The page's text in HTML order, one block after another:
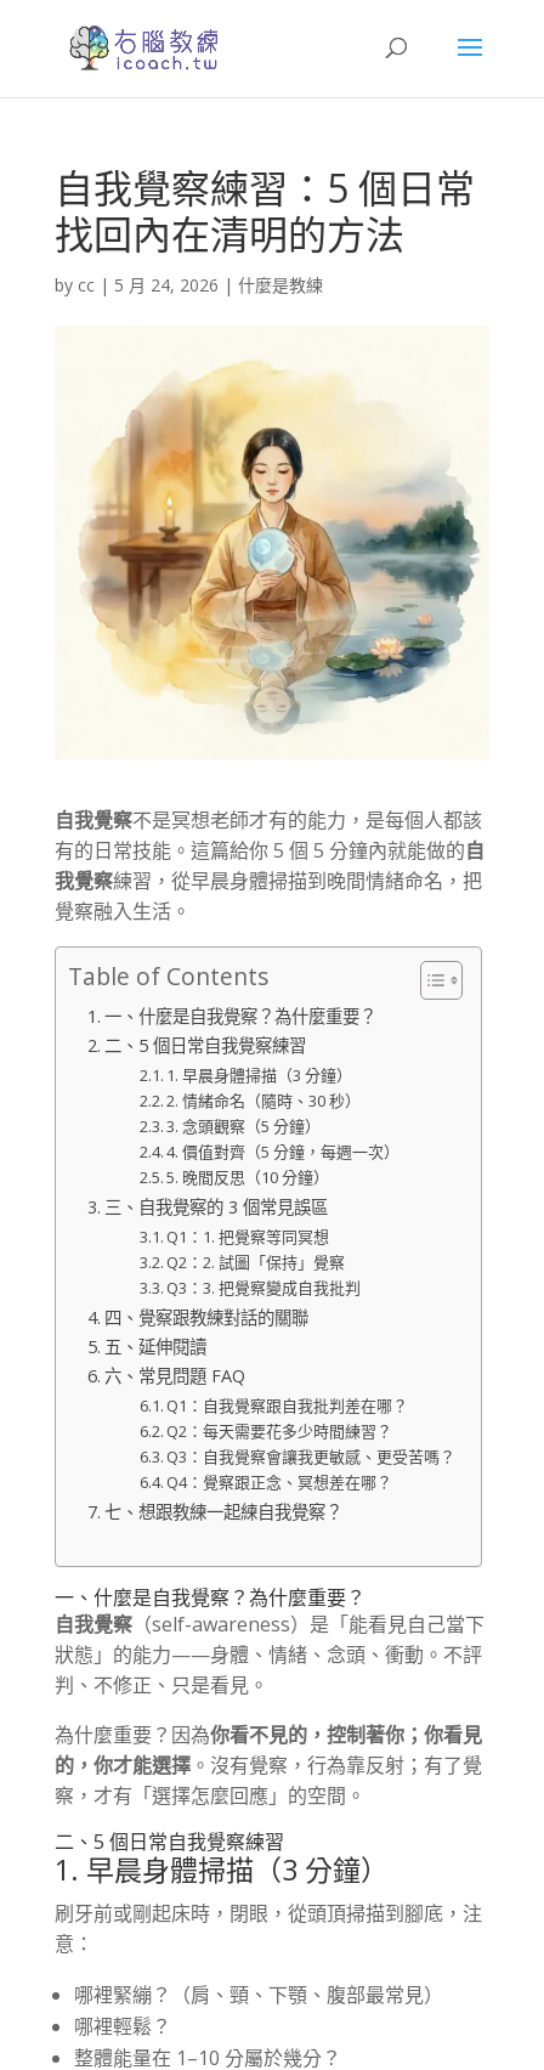
自我覺察練習：5 個日常
找回內在清明的方法
by cc| 5 月 24, 2026 | 什麼是教練
自我覺察不是冥想老師才有的能力，是每個人都該
有的日常技能。這篇給你 5 個 5 分鐘內就能做的自
我覺察練習，從早晨身體掃描到晚間情緒命名，把
覺察融入生活。
Table of Contents
一、什麼是自我覺察？為什麼重要？
二、5 個日常自我覺察練習
1. 早晨身體掃描（3 分鐘）
2. 情緒命名（隨時、30 秒）
3. 念頭觀察（5 分鐘）
4. 價值對齊（5 分鐘，每週一次）
5. 晚間反思（10 分鐘）
三、自我覺察的 3 個常見誤區
Q1：1. 把覺察等同冥想
Q2：2. 試圖「保持」覺察
Q3：3. 把覺察變成自我批判
四、覺察跟教練對話的關聯
五、延伸閱讀
六、常見問題 FAQ
Q1：自我覺察跟自我批判差在哪？
Q2：每天需要花多少時間練習？
Q3：自我覺察會讓我更敏感、更受苦嗎？
Q4：覺察跟正念、冥想差在哪？
七、想跟教練一起練自我覺察？
一、什麼是自我覺察？為什麼重要？
自我覺察（self-awareness）是「能看見自己當下
狀態」的能力——身體、情緒、念頭、衝動。不評
判、不修正、只是看見。
為什麼重要？因為你看不見的，控制著你；你看見
的，你才能選擇。沒有覺察，行為靠反射；有了覺
察，才有「選擇怎麼回應」的空間。
二、5 個日常自我覺察練習
1. 早晨身體掃描（3 分鐘）
刷牙前或剛起床時，閉眼，從頭頂掃描到腳底，注
意：
哪裡緊繃？（肩、頸、下顎、腹部最常見）
哪裡輕鬆？
整體能量在 1–10 分屬於幾分？